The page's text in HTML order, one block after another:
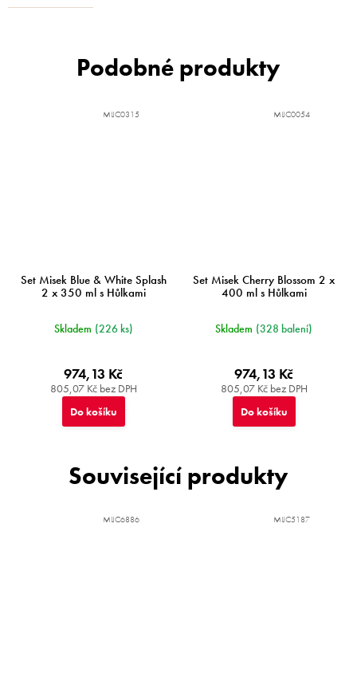
Set Misek Blue & White Splash
2 x 350 ml s Hůlkami
Skladem (226 ks)
805,07 Kč bez DPH
974,13 Kč
Do košíku
MIJC0315
Set Misek Cherry Blossom 2 x
400 ml s Hůlkami
Skladem (328 balení)
805,07 Kč bez DPH
974,13 Kč
Do košíku
MIJC0054
Související produkty
MIJC6886 MIJC5187